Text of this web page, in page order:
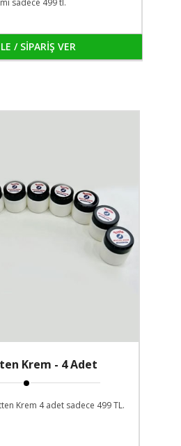
sadece 499 tl.
/ SİPARİŞ VER
Krem - 4 Adet
Krem 4 adet sadece 499 TL.